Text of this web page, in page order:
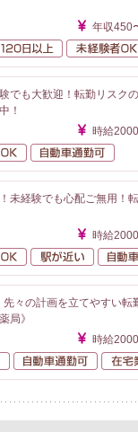
年収450
年間休日120日
でも大歓迎！転勤リスク
！
時給
未経験者OK
未経験でも心配ご無用！
時給
未経験者OK 駅が近い
々の計画を立てやすい転
局》
時給
駅が近い 自動車